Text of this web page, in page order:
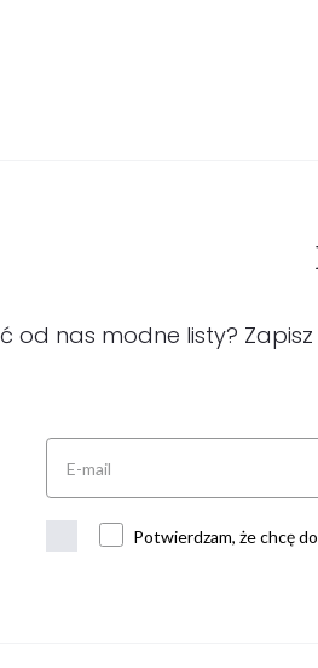
od nas modne listy?
Potwierdzam, że chcę